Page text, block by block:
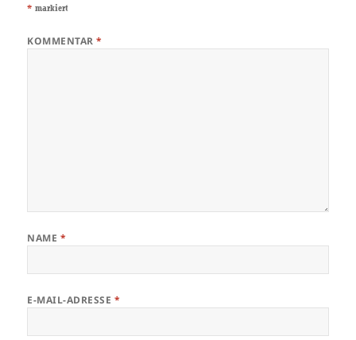
* markiert
KOMMENTAR*
NAME *
E-MAIL-ADRESSE *